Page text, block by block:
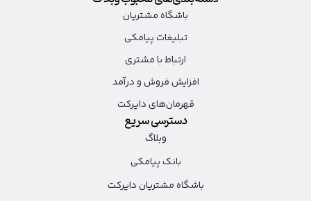
باشگاه مشتریان
تبلیغات پیامکی
ارتباط با مشتری
افزایش فروش و درآمد
قهرمان‌های دایرکت
دسترسی سریع
وبلاگ
بانک پیامکی
باشگاه مشتریان دایرکت